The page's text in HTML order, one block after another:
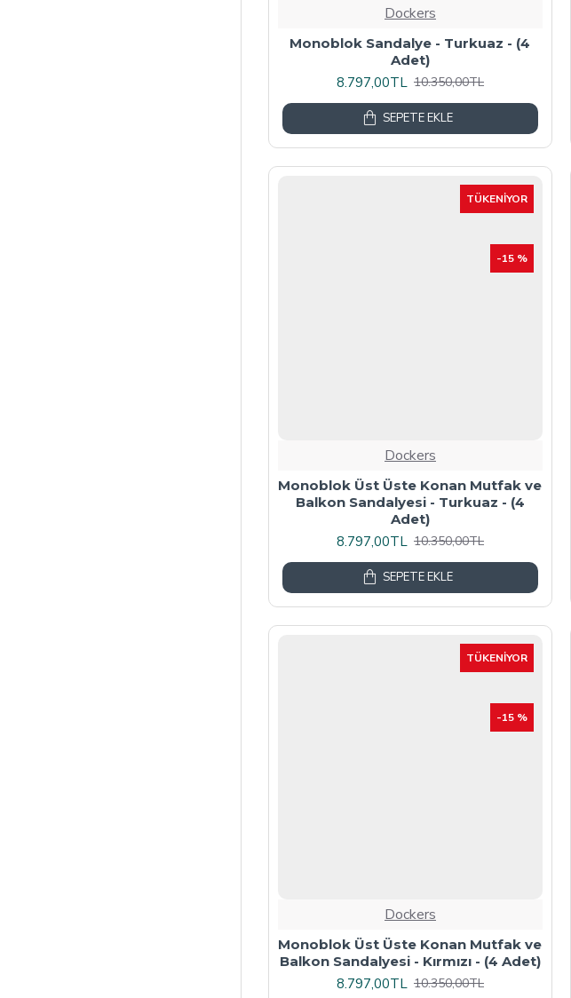
Dockers
Monoblok Sandalye - Turkuaz - (4
Adet)
8.797,00TL 10.350,00TL
SEPETE EKLE
TÜKENIYOR
-15 %
Dockers
Monoblok Üst Üste Konan Mutfak ve
Balkon Sandalyesi - Turkuaz - (4
Adet)
8.797,00TL 10.350,00TL
SEPETE EKLE
TÜKENIYOR
-15 %
Dockers
Monoblok Üst Üste Konan Mutfak ve
Balkon Sandalyesi - Kırmızı - (4 Adet)
8.797,00TL 10.350,00TL